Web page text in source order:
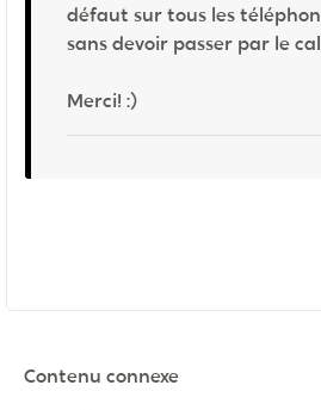
défaut sur tous les
sans devoir passer par le
Merci! :)
Contenu connexe